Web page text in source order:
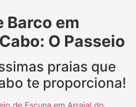
Barco em
O Passeio
praias que
te proporciona!